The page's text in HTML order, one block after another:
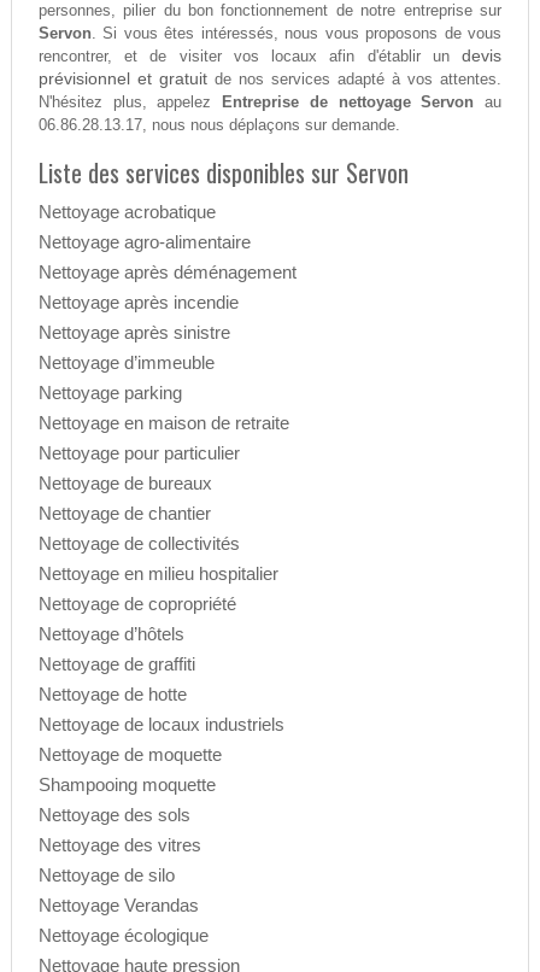
personnes, pilier du bon fonctionnement de notre entreprise sur
Servon. Si vous êtes intéressés, nous vous proposons de vous
rencontrer, et de visiter vos locaux afin d'établir undevis
prévisionnel et gratuitde nos services adapté à vos attentes.
N'hésitez plus, appelez
Entreprise de nettoyage Servon au
06.86.28.13.17, nous nous déplaçons sur demande.
Liste des services disponibles sur Servon
Nettoyage acrobatique
Nettoyage agro-alimentaire
Nettoyage après déménagement
Nettoyage après incendie
Nettoyage après sinistre
Nettoyage d’immeuble
Nettoyage parking
Nettoyage en maison de retraite
Nettoyage pour particulier
Nettoyage de bureaux
Nettoyage de chantier
Nettoyage de collectivités
Nettoyage en milieu hospitalier
Nettoyage de copropriété
Nettoyage d’hôtels
Nettoyage de graffiti
Nettoyage de hotte
Nettoyage de locaux industriels
Nettoyage de moquette
Shampooing moquette
Nettoyage des sols
Nettoyage des vitres
Nettoyage de silo
Nettoyage Verandas
Nettoyage écologique
Nettoyage haute pression